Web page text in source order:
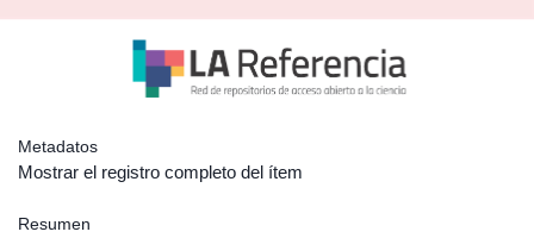
Metadatos
Mostrar el registro completo del ítem
Resumen